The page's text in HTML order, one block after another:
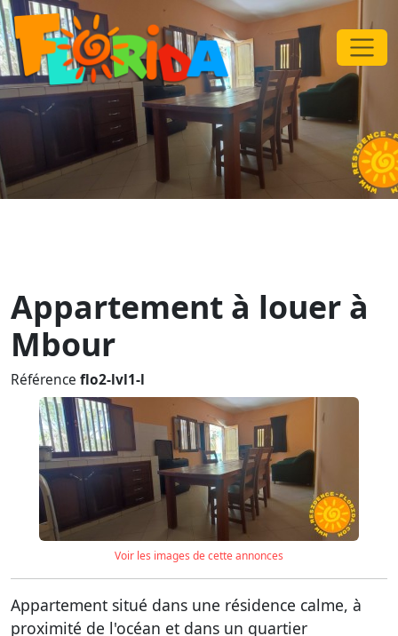
Appartement à louer à
Mbour
Référence flo2-lvl1-l
Voir les images de cette annonces
Appartement situé dans une résidence calme, à
proximité de l'océan et dans un quartier